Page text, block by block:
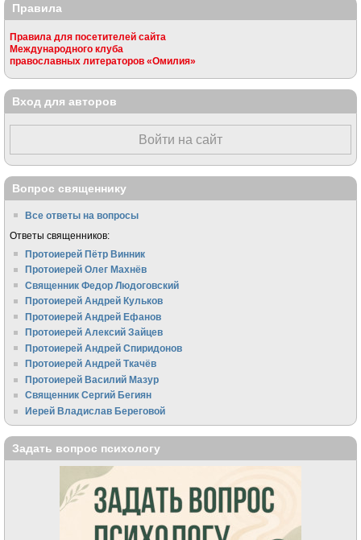
Правила
Правила для посетителей сайта
Международного клуба
православных литераторов «Омилия»
Вход для авторов
Войти на сайт
Вопрос священнику
Все ответы на вопросы
Ответы священников:
Протоиерей Пётр Винник
Протоиерей Олег Махнёв
Священник Федор Людоговский
Протоиерей Андрей Кульков
Протоиерей Андрей Ефанов
Протоиерей Алексий Зайцев
Протоиерей Андрей Спиридонов
Протоиерей Андрей Ткачёв
Протоиерей Василий Мазур
Священник Сергий Бегиян
Иерей Владислав Береговой
Задать вопрос психологу